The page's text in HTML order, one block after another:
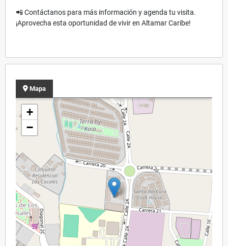
📲 Contáctanos para más información y agenda tu visita.
¡Aprovecha esta oportunidad de vivir en Altamar Caribe!
Mapa
+
−